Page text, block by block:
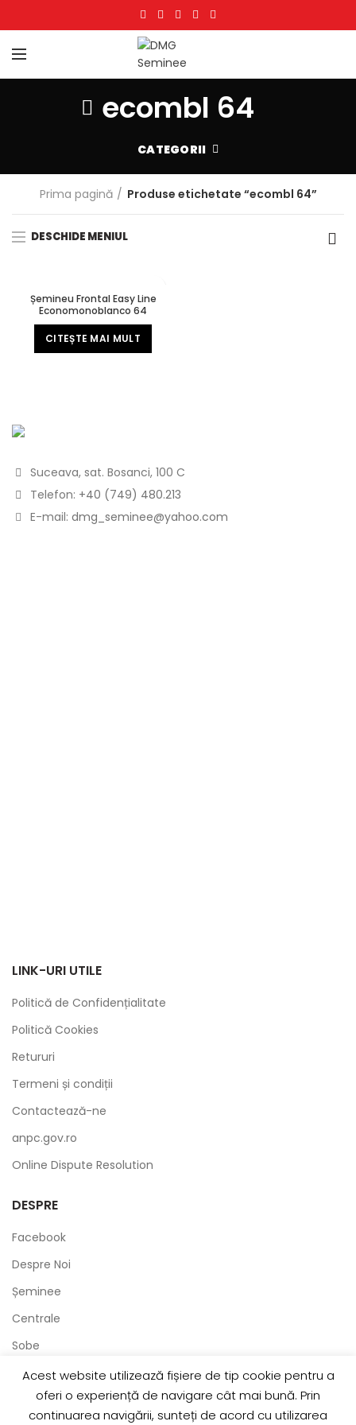
ecombl 64
CATEGORII
Prima pagină Produse etichetate “ecombl 64”
DESCHIDE MENIUL
Șemineu Frontal Easy Line
Economonoblanco 64
CITEȘTE MAI MULT
Suceava, sat. Bosanci, 100 C
Telefon: +40 (749) 480.213
E-mail: dmg_seminee@yahoo.com
LINK-URI UTILE
Politică de Confidențialitate
Politică Cookies
Retururi
Termeni și condiții
Contactează-ne
anpc.gov.ro
Online Dispute Resolution
DESPRE
Facebook
Despre Noi
Șeminee
Centrale
Sobe
2020 Created by ObtineClienti
. Portalul oamenilor de
afaceri.
Acest website utilizează fișiere de tip cookie pentru a
oferi o experiență de navigare cât mai bună. Prin
continuarea navigării, sunteți de acord cu utilizarea